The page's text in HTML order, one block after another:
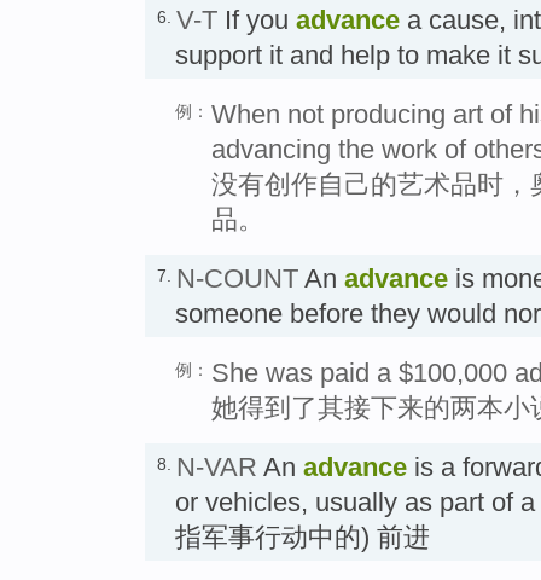
6. V-T If you advance a cause,
support it and help to make it
例： When not producing art of
advancing the work of
没有创作自己的艺术品时
品。
7. N-COUNT An advance is
someone before they would
例： She was paid a $100,000
她得到了其接下来的两本
8. N-VAR An advance is a
or vehicles, usually as part of
指军事行动中的) 前进